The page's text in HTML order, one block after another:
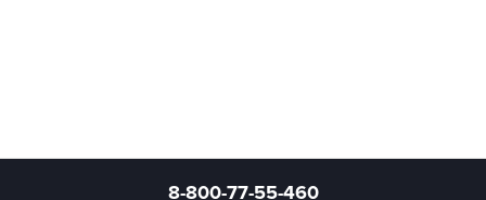
8-800-77-55-460